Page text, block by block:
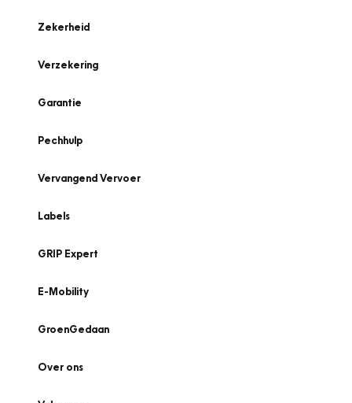
Zekerheid
Verzekering
Garantie
Pechhulp
Vervangend Vervoer
Labels
GRIP Expert
E-Mobility
GroenGedaan
Over ons